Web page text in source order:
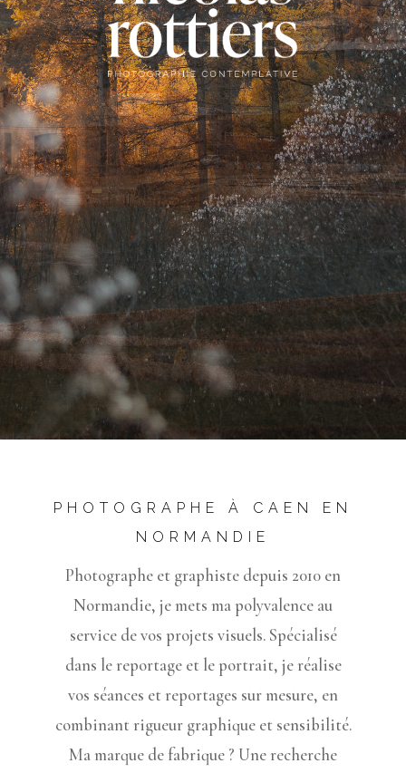
PHOTOGRAPHE À CAEN EN
NORMANDIE
Photographe et graphiste depuis 2010 en
Normandie, je mets ma polyvalence au
service de vos projets visuels. Spécialisé
dans le reportage et le portrait, je réalise
vos séances et reportages sur mesure, en
combinant rigueur graphique et sensibilité.
Ma marque de fabrique ? Une recherche